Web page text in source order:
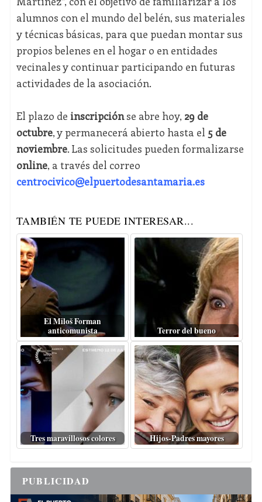
alumnos con el mundo del belén, sus materiales
y técnicas básicas, para que puedan montar sus
propios belenes en el hogar o en entidades
vecinales y continuar participando en futuras
actividades de la asociación.
El plazo de inscripciónse abre hoy, 29 de
octubre, y permanecerá abierto hasta el 5 de
noviembre. Las solicitudes pueden formalizarse
online, a través del correo
centrocivico@elpuertodesantamaria.es
TAMBIÉN TE PUEDE INTERESAR...
El Miloš Forman
anticomunista
Terror del bueno
Tres maravillosos colores Hijos-Padres mayores
PUBLICIDAD